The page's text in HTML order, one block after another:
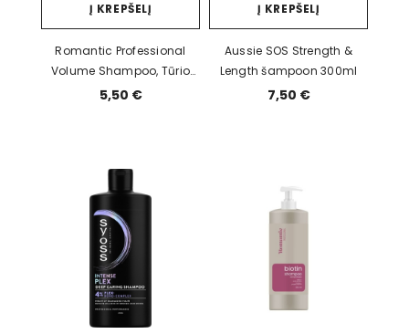
Į KREPŠELĮ
Romantic Professional
Volume Shampoo, Tūrio
Šampūnas 850ml
5,50 €
Į KREPŠELĮ
Aussie SOS Strength &
Length šampoon 300ml
7,50 €